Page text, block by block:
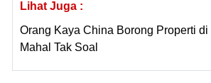
Lihat Juga :
Orang Kaya China Borong Properti
Mahal Tak Soal